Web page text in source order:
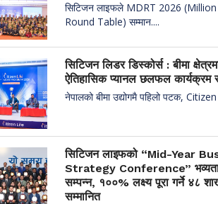
सिटिजन लाइफले MDRT 2026
Round Table) सम्मान....
सिटिजन लिडर डिस्कोर्स : बीमा
ऐतिहासिक प्यानल छलफल कार्यक्रम
नेपालको बीमा उद्योगमै पहिलो पटक,
सिटिजन लाइफको “Mid-Year
Strategy Conference”
सम्पन्न, १००% लक्ष्य पूरा गर्ने ४८
सम्मानित